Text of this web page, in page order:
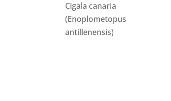
Cigala canaria
(Enoplometopus
antillenensis)